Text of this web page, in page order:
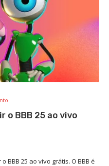
BBB 25 ao vivo
BBB 25 ao vivo grátis. O BBB é